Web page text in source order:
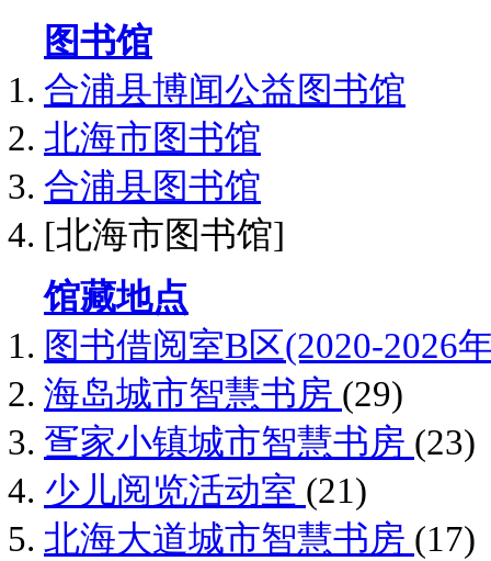
图书馆
合浦县博闻公益图书馆
北海市图书馆
合浦县图书馆
[北海市图书馆]
馆藏地点
图书借阅室B区(2020-2026
海岛城市智慧书房 (29)
疍家小镇城市智慧书房 (23)
少儿阅览活动室 (21)
北海大道城市智慧书房 (17)